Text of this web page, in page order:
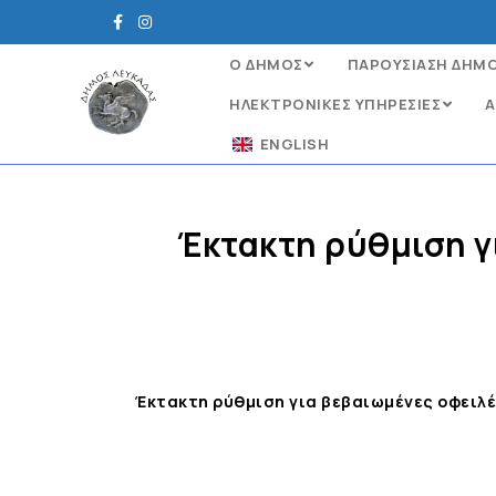
Ο ΔΗΜΟΣ
ΠΑΡΟΥΣΙΑΣΗ
ΗΛΕΚΤΡΟΝΙΚΈΣ ΥΠΗΡΕΣΊΕΣ
ENGLISH
Έκτακτη ρύθμιση
Έκτακτη ρύθμιση για βεβαιωμένες